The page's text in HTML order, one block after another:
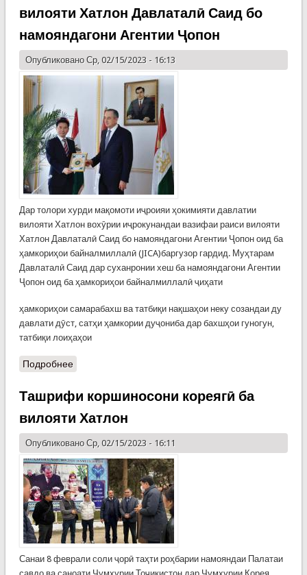
вилояти Хатлон Давлаталӣ Саид бо
намояндагони Агентии Ҷопон
Опубликовано Ср, 02/15/2023 - 16:13
Дар толори хурди мақомоти иҷроияи ҳокимияти давлатии
вилояти Хатлон вохӯрии иҷрокунандаи вазифаи раиси вилояти
Хатлон Давлаталӣ Саид бо намояндагони Агентии Ҷопон оид ба
ҳамкориҳои байналмиллалӣ (JICA)баргузор гардид. Муҳтарам
Давлаталӣ Саид дар суханронии хеш ба намояндагони Агентии
Ҷопон оид ба ҳамкориҳои байналмиллалӣ ҷиҳати
ҳамкориҳои самарабахш ва татбиқи нақшаҳои неку созандаи ду
давлати дӯст, сатҳи ҳамкории дуҷониба дар бахшҳои гуногун,
татбиқи лоиҳаҳои
Подробнее
Ташрифи коршиносони кореягӣ ба
вилояти Хатлон
Опубликовано Ср, 02/15/2023 - 16:11
Санаи 8 феврали соли ҷорӣ таҳти роҳбарии намояндаи Палатаи